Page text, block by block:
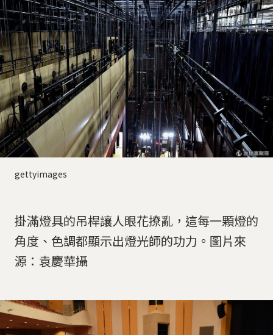
gettyimages
掛滿燈具的吊桿讓人眼花撩亂，這每一顆燈的
角度、色調都顯示出燈光師的功力。圖片來
源：袁慶華攝